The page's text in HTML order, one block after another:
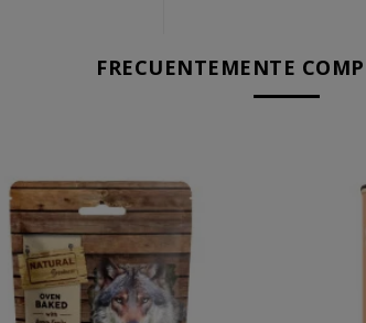
FRECUENTEMENTE